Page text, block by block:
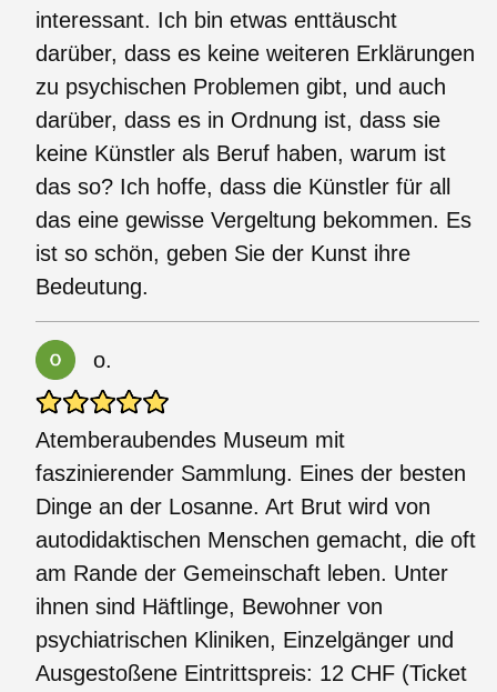
interessant. Ich bin etwas enttäuscht
darüber, dass es keine weiteren Erklärungen
zu psychischen Problemen gibt, und auch
darüber, dass es in Ordnung ist, dass sie
keine Künstler als Beruf haben, warum ist
das so? Ich hoffe, dass die Künstler für all
das eine gewisse Vergeltung bekommen. Es
ist so schön, geben Sie der Kunst ihre
Bedeutung.
o.
Atemberaubendes Museum mit
faszinierender Sammlung. Eines der besten
Dinge an der Losanne. Art Brut wird von
autodidaktischen Menschen gemacht, die oft
am Rande der Gemeinschaft leben. Unter
ihnen sind Häftlinge, Bewohner von
psychiatrischen Kliniken, Einzelgänger und
Ausgestoßene Eintrittspreis: 12 CHF (Ticket